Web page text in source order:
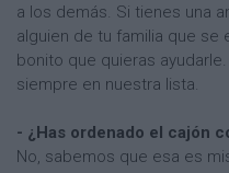
a los demás. Si tienes una
alguien de tu familia que se
bonito que quieras
siempre en nuestra lista.
- ¿Has ordenado el cajón
No, sabemos que esa es